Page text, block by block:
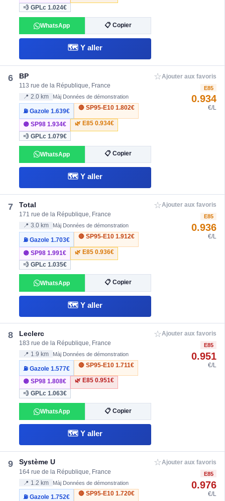
💨 GPLc1.024€
WhatsApp 📋 Copier
🗺️ Y aller
6 BP
113 rue de la République, France
📍 2.0 km Màj Données de démonstration
⛽ Gazole1.639€
🔴 SP95-E10 1.802€
🟣 SP981.934€ 🌿 E85 0.934€
💨 GPLc1.079€
WhatsApp 📋 Copier
🗺️ Y aller
☆Ajouter aux favoris
E85
0.934
€/L
7 Total
171 rue de la République, France
📍 3.0 km Màj Données de démonstration
⛽ Gazole1.703€
🔴 SP95-E10 1.912€
🟣 SP981.991€ 🌿 E85 0.936€
💨 GPLc1.035€
WhatsApp 📋 Copier
🗺️ Y aller
☆Ajouter aux favoris
E85
0.936
€/L
8 Leclerc
183 rue de la République, France
📍 1.9 km Màj Données de démonstration
⛽ Gazole1.577€
🔴 SP95-E10 1.711€
🟣 SP981.808€ 🌿 E85 0.951€
💨 GPLc1.063€
WhatsApp 📋 Copier
🗺️ Y aller
☆Ajouter aux favoris
E85
0.951
€/L
9 Système U
164 rue de la République, France
📍 1.2 km Màj Données de démonstration
⛽ Gazole1.752€
🔴 SP95-E10 1.720€
☆Ajouter aux favoris
E85
0.976
€/L